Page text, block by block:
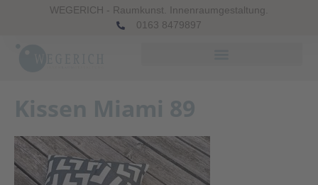
WEGERICH - Raumkunst. Innenraumgestaltung.
0163 8479897